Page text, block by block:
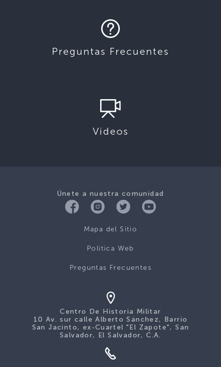
Preguntas Frecuentes
Videos
Únete a nuestra comunidad
Mapa del Sitio
Politica Web
Preguntas Frecuentes
Centro De Historia Militar
10 Av. sur calle Alberto Sánchez, Barrio
San Jacinto, ex-Cuartel "El Zapote", San
Salvador, El Salvador, C.A.